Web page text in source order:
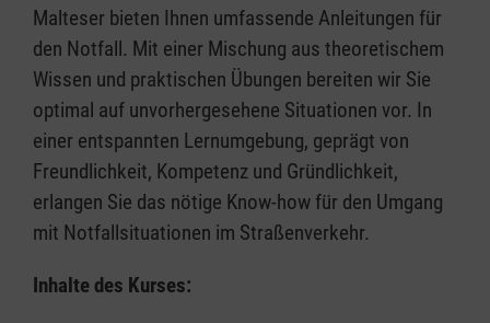
Malteser bieten Ihnen umfassende Anleitungen für
den Notfall. Mit einer Mischung aus theoretischem
Wissen und praktischen Übungen bereiten wir Sie
optimal auf unvorhergesehene Situationen vor. In
einer entspannten Lernumgebung, geprägt von
Freundlichkeit, Kompetenz und Gründlichkeit,
erlangen Sie das nötige Know-how für den Umgang
mit Notfallsituationen im Straßenverkehr.
Inhalte des Kurses: